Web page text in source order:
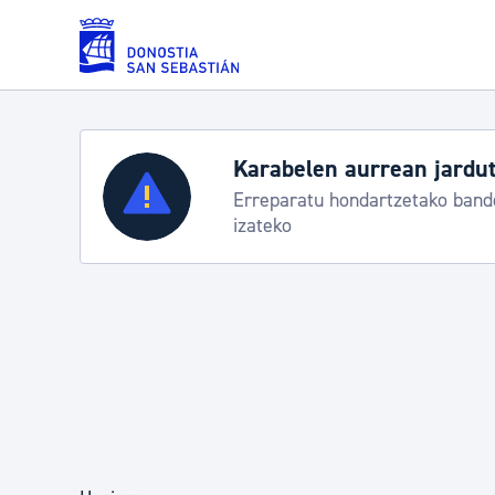
Eduki nagusira joan
Zerbitzuak
Errolda eta gai pertsonalak
Aste Nagusia
Abuztuak 8-15